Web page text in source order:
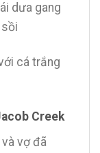
dưa gang
cá trắng
Creek
vợ đã